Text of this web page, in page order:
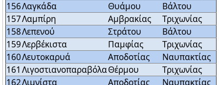
156Λαγκάδα Θυάμου
Βάλτου
157Λαμπίρη Αμβρακίας
Τριχωνίας
158Λεπενού Στράτου
Βάλτου
159Λερβέκιστα Παμφίας
Τριχωνίας
160Λευτοκαρυά Αποδοτίας
Ναυπακτίας
161 ΛιγοστιανοπαραβόλαΘέρμου
Τριχωνίας
162Λιμνίστα Αποδοτίας
Ναυπακτίας